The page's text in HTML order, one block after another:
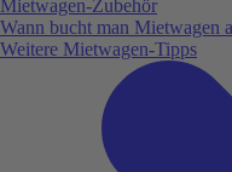
Mietwagen-Zubehör
Wann bucht man Mietwagen
Weitere Mietwagen-Tipps